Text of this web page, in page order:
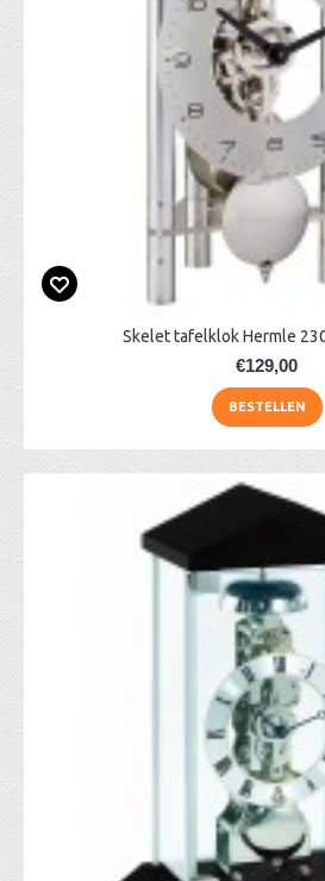
Skelet tafelklok Hermle
€129,00
BESTELLEN